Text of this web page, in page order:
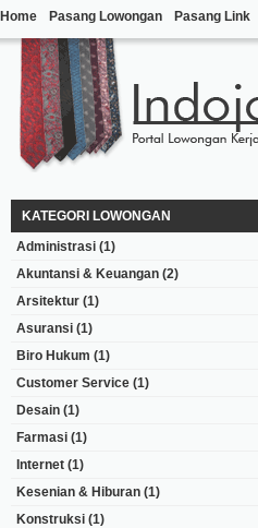
Home Pasang Lowongan Pasang Link
KATEGORI LOWONGAN
Administrasi (1)
Akuntansi & Keuangan (2)
Arsitektur (1)
Asuransi (1)
Biro Hukum (1)
Customer Service (1)
Desain (1)
Farmasi (1)
Internet (1)
Kesenian & Hiburan (1)
Konstruksi (1)